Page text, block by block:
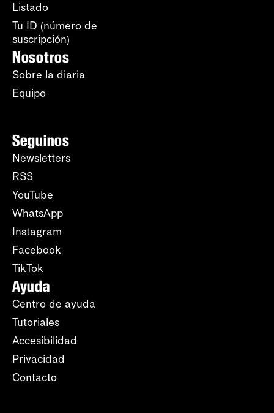
Listado
Tu ID (número de
suscripción)
Nosotros
Sobre la diaria
Equipo
Seguinos
Newsletters
RSS
YouTube
WhatsApp
Instagram
Facebook
TikTok
Ayuda
Centro de ayuda
Tutoriales
Accesibilidad
Privacidad
Contacto